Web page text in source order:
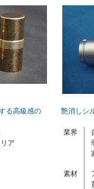
る高級感の
ア
艶消しシ
業界
素材